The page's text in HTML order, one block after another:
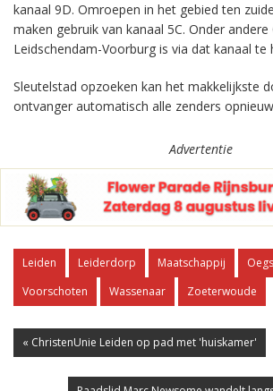
kanaal 9D. Omroepen in het gebied ten
maken gebruik van kanaal 5C. Onder
Leidschendam-Voorburg is via dat kanaal te
Sleutelstad opzoeken kan het makkelijkste
ontvanger automatisch alle zenders
Advertentie
Leiden Leiderdorp Maatschappij
Voorschoten
Wassenaar Zoeterwoude
« ChristenUnie Leiden op pad met 'huiskamer'